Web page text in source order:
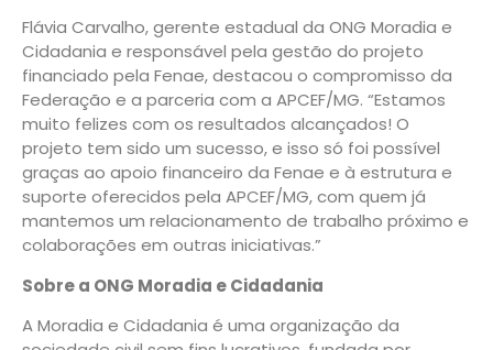
Flávia Carvalho, gerente estadual da ONG Moradia e
Cidadania e responsável pela gestão do projeto
financiado pela Fenae, destacou o compromisso da
Federação e a parceria com a APCEF/MG. “Estamos
muito felizes com os resultados alcançados! O
projeto tem sido um sucesso, e isso só foi possível
graças ao apoio financeiro da Fenae e à estrutura e
suporte oferecidos pela APCEF/MG, com quem já
mantemos um relacionamento de trabalho próximo e
colaborações em outras iniciativas.”
Sobre a ONG Moradia e Cidadania
A Moradia e Cidadania é uma organização da